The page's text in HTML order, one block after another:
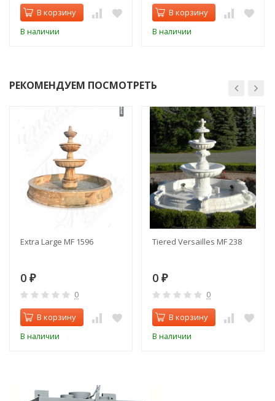
В корзину
В наличии
В корзину
В наличии
РЕКОМЕНДУЕМ ПОСМОТРЕТЬ
Extra Large MF 1596
0 ₽
0
В корзину
В наличии
Tiered Versailles MF 238
0 ₽
0
В корзину
В наличии